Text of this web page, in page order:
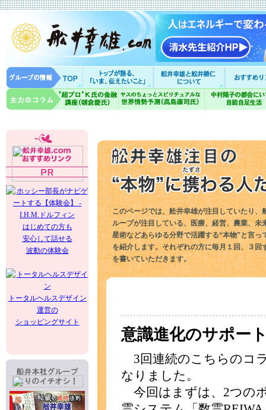
はじめての方も
安心して話せる
波動の体験会
トータルヘルスデザイン
運営の
ショッピングサイト
このページでは、舩井幸雄が注目していたり、
ループが注目している、医療、経営、農業、未
星術などあらゆる分野で活躍する“本物”と言っ
を紹介します。それぞれの方に毎月１回、３回
を書いていただきます。
意識進化のサポー
3回連続のこちらのコ
なりました。
今回はまずは、2つの